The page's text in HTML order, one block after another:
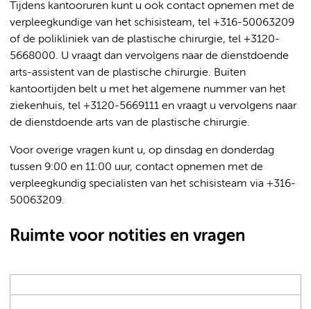
Tijdens kantooruren kunt u ook contact opnemen met de
verpleegkundige van het schisisteam, tel +316-50063209
of de polikliniek van de plastische chirurgie, tel +3120-
5668000. U vraagt dan vervolgens naar de dienstdoende
arts-assistent van de plastische chirurgie. Buiten
kantoortijden belt u met het algemene nummer van het
ziekenhuis, tel +3120-5669111 en vraagt u vervolgens naar
de dienstdoende arts van de plastische chirurgie.
Voor overige vragen kunt u, op dinsdag en donderdag
tussen 9:00 en 11:00 uur, contact opnemen met de
verpleegkundig specialisten van het schisisteam via +316-
50063209.
Ruimte voor notities en vragen